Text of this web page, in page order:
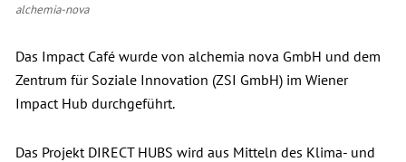
alchemia-nova
Das Impact Café wurde von alchemia nova GmbH und dem
Zentrum für Soziale Innovation (ZSI GmbH) im Wiener
Impact Hub durchgeführt.
Das Projekt DIRECT HUBS wird aus Mitteln des Klima- und